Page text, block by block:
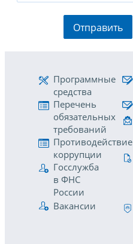
Отправить
Программные
средства
Перечень
обязательных
требований
Противодействие
коррупции
Госслужба
в ФНС
России
Вакансии